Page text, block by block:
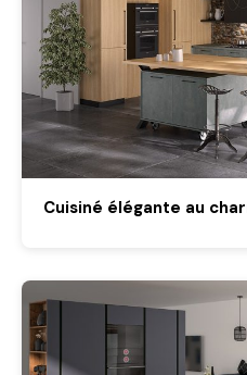
Cuisiné élégante au